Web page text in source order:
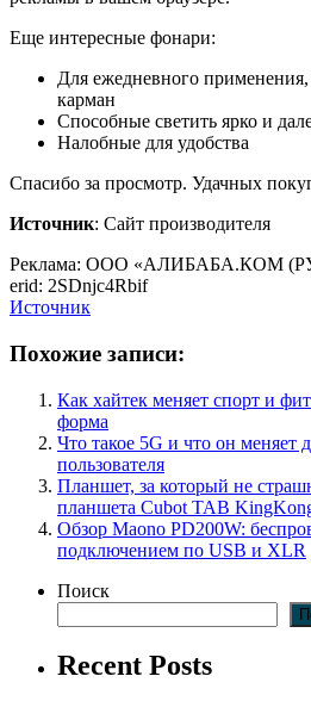
Еще интересные фонари:
Для ежедневного
карман
Способные светить ярко и
Налобные для удобства
Спасибо за просмотр. Удачных
Источник: Сайт производителя
Реклама: ООО «АЛИБАБА.КОМ
erid: 2SDnjc4Rbif
Источник
Похожие записи:
Как хайтек меняет спорт и
форма
Что такое 5G и что он меняет
пользователя
Планшет, за который не
планшета Cubot TAB
Обзор Maono PD200W:
подключением по USB и XLR
Поиск
Recent Posts